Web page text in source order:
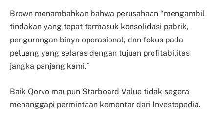
Brown menambahkan bahwa perusahaan “mengambil
tindakan yang tepat termasuk konsolidasi pabrik,
pengurangan biaya operasional, dan fokus pada
peluang yang selaras dengan tujuan profitabilitas
jangka panjang kami.”
Baik Qorvo maupun Starboard Value tidak segera
menanggapi permintaan komentar dari Investopedia.